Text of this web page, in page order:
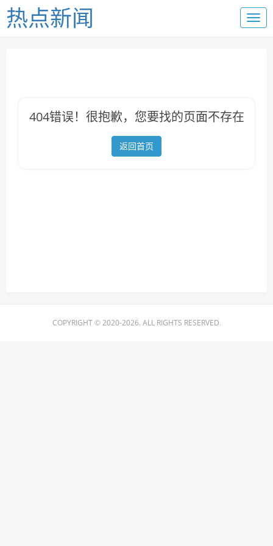
热点新闻
404错误！很抱歉，您要找的页面不存在
返回首页
COPYRIGHT © 2020-2026. ALL RIGHTS RESERVED.